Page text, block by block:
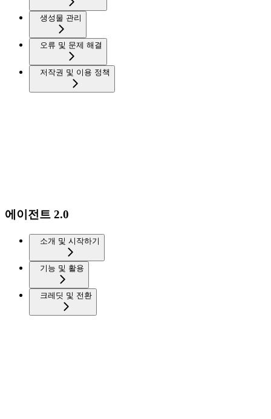
생성물 관리
오류 및 문제 해결
저작권 및 이용 정책
에이전트 2.0
소개 및 시작하기
기능 및 활용
크레딧 및 전환